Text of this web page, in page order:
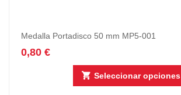
Medalla Portadisco 50 mm MP5-001
0,80 €
Seleccionar opciones